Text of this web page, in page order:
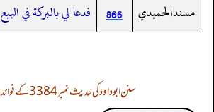
مسندالحميدي
866 فدعا لي بالبركة في البيع
سنن ابوداود کی حدیث نمبر 3384 کے فوائد و مسائل